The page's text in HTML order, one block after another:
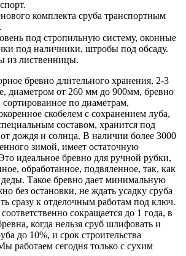
комплекта сруба транспортным
под стропильную систему, оконные
под наличники, штробы под обсаду.
из лиственницы.
бревно длительного хранения, 2-3
диаметром от 260 мм до 900мм, бревно
сортированное по диаметрам,
скобелем с сохранением луба,
составом, хранится под
дождя и солнца. В наличии более 3000
зимой, имеет остаточную
идеальное бревно для ручной рубки,
обработанное, подвяленное, так, как
Такое бревно дает минимальную
без остановки, не ждать усадку сруба
сразу к отделочным работам под ключ.
сокращается до 1 года, в
когда нельзя сруб шлифовать и
до 10%, и срок строительства
работаем сегодня только с сухим